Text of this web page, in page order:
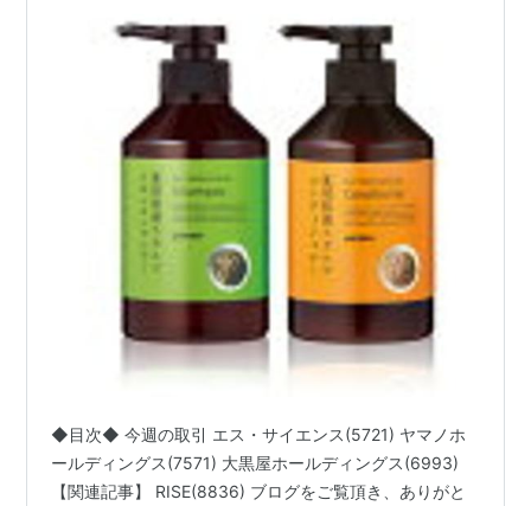
◆目次◆ 今週の取引 エス・サイエンス(5721) ヤマノホ
ールディングス(7571) 大黒屋ホールディングス(6993)
【関連記事】 RISE(8836) ブログをご覧頂き、ありがと